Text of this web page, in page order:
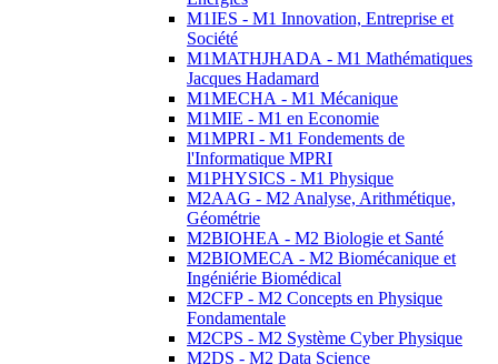
M1IES - M1 Innovation, Entreprise et
Société
M1MATHJHADA - M1 Mathématiques
Jacques Hadamard
M1MECHA - M1 Mécanique
M1MIE - M1 en Economie
M1MPRI - M1 Fondements de
l'Informatique MPRI
M1PHYSICS - M1 Physique
M2AAG - M2 Analyse, Arithmétique,
Géométrie
M2BIOHEA - M2 Biologie et Santé
M2BIOMECA - M2 Biomécanique et
Ingéniérie Biomédical
M2CFP - M2 Concepts en Physique
Fondamentale
M2CPS - M2 Système Cyber Physique
M2DS - M2 Data Science